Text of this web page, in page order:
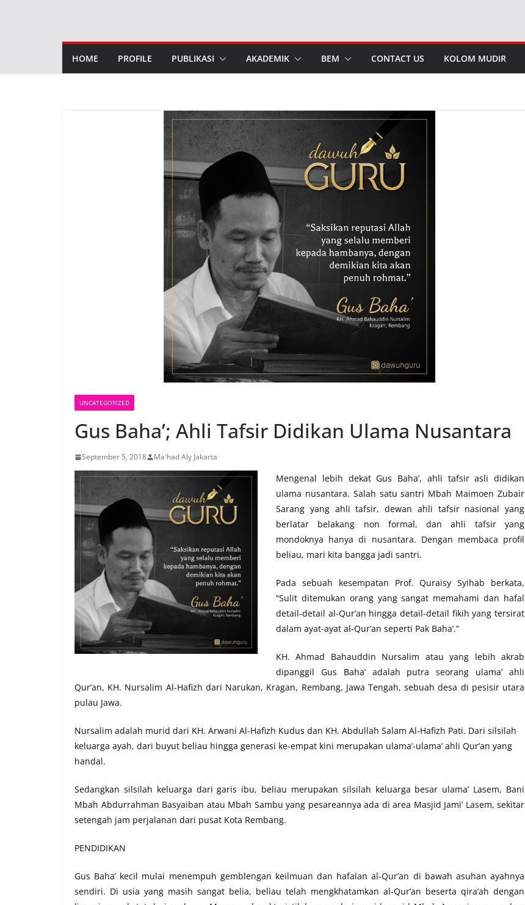
HOME PROFILE PUBLIKASI AKADEMIK BEM CONTACT US KOLOM MUDIR
UNCATEGORIZED
Gus Baha’; Ahli Tafsir Didikan Ulama Nusantara
September 5, 2018 Ma'had Aly Jakarta
Mengenal lebih dekat Gus Baha’, ahli tafsir asli didikan
ulama nusantara. Salah satu santri Mbah Maimoen Zubair
Sarang yang ahli tafsir, dewan ahli tafsir nasional yang
berlatar belakang non formal, dan ahli tafsir yang
mondoknya hanya di nusantara. Dengan membaca profil
beliau, mari kita bangga jadi santri.
Pada sebuah kesempatan Prof. Quraisy Syihab berkata,
“Sulit ditemukan orang yang sangat memahami dan hafal
detail-detail al-Qur’an hingga detail-detail fikih yang tersirat
dalam ayat-ayat al-Qur’an seperti Pak Baha’.”
KH. Ahmad Bahauddin Nursalim atau yang lebih akrab
dipanggil Gus Baha’ adalah putra seorang ulama’ ahli
Qur’an, KH. Nursalim Al-Hafizh dari Narukan, Kragan, Rembang, Jawa Tengah, sebuah desa di pesisir utara
pulau Jawa.
Nursalim adalah murid dari KH. Arwani Al-Hafizh Kudus dan KH. Abdullah Salam Al-Hafizh Pati. Dari silsilah
keluarga ayah, dari buyut beliau hingga generasi ke-empat kini merupakan ulama’-ulama’ ahli Qur’an yang
handal.
Sedangkan silsilah keluarga dari garis ibu, beliau merupakan silsilah keluarga besar ulama’ Lasem, Bani
Mbah Abdurrahman Basyaiban atau Mbah Sambu yang pesareannya ada di area Masjid Jami’ Lasem, sekitar
setengah jam perjalanan dari pusat Kota Rembang.
PENDIDIKAN
Gus Baha’ kecil mulai menempuh gemblengan keilmuan dan hafalan al-Qur’an di bawah asuhan ayahnya
sendiri. Di usia yang masih sangat belia, beliau telah mengkhatamkan al-Qur’an beserta qira’ah dengan